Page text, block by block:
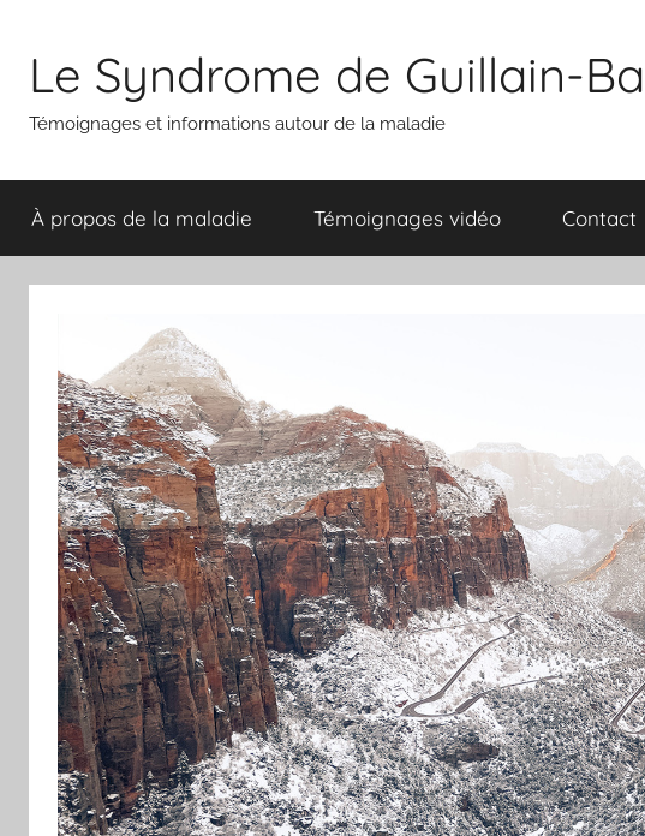
contenu
Le Syndrome de Guillain-
Témoignages et informations autour de la maladie
À propos de la maladie Témoignages vidéo Contact